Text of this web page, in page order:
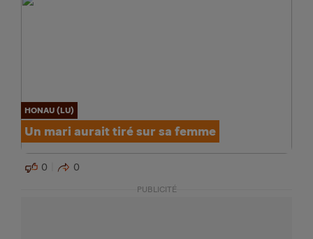
HONAU (LU)
Un mari aurait tiré sur sa femme
0 0
PUBLICITÉ